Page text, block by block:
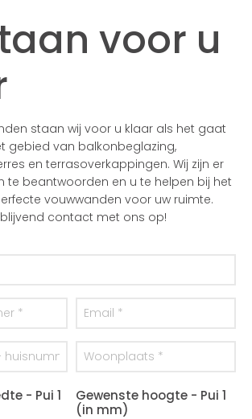
voor u
staan wij voor u klaar als het gaat
gebied van balkonbeglazing,
en terrasoverkappingen. Wij zijn er
te beantwoorden en u te helpen bij het
vouwwanden voor uw ruimte.
contact met ons op!
- Pui 1
Gewenste hoogte - Pui 1
(in mm)